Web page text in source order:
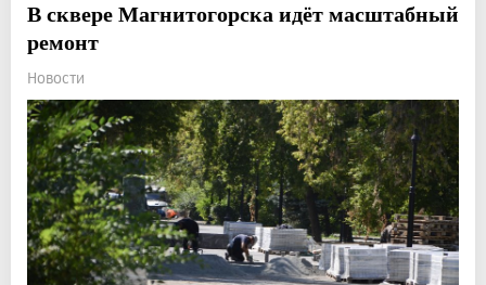
В сквере Магнитогорска идёт масштабный
ремонт
Новости